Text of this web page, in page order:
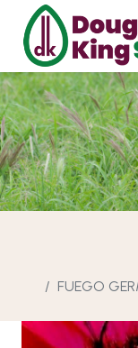
FUEGO